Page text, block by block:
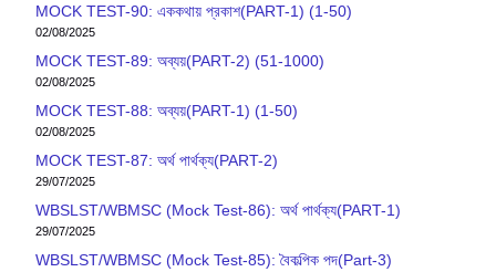
MOCK TEST-90: এককথায় প্রকাশ(PART-1) (1-50)
02/08/2025
MOCK TEST-89: অব্যয়(PART-2) (51-1000)
02/08/2025
MOCK TEST-88: অব্যয়(PART-1) (1-50)
02/08/2025
MOCK TEST-87: অর্থ পার্থক্য(PART-2)
29/07/2025
WBSLST/WBMSC (Mock Test-86): অর্থ পার্থক্য(PART-1)
29/07/2025
WBSLST/WBMSC (Mock Test-85): বৈকল্পিক পদ(Part-3)